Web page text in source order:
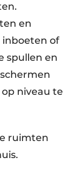
en
inboeten of
spullen en
niveau te
ruimten